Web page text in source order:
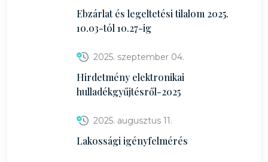
Ebzárlat és legeltetési tilalom 2025.
10.03-tól 10.27-ig
2025. szeptember 04.
Hirdetmény elektronikai
hulladékgyűjtésről-2025
2025. augusztus 11.
Lakossági igényfelmérés